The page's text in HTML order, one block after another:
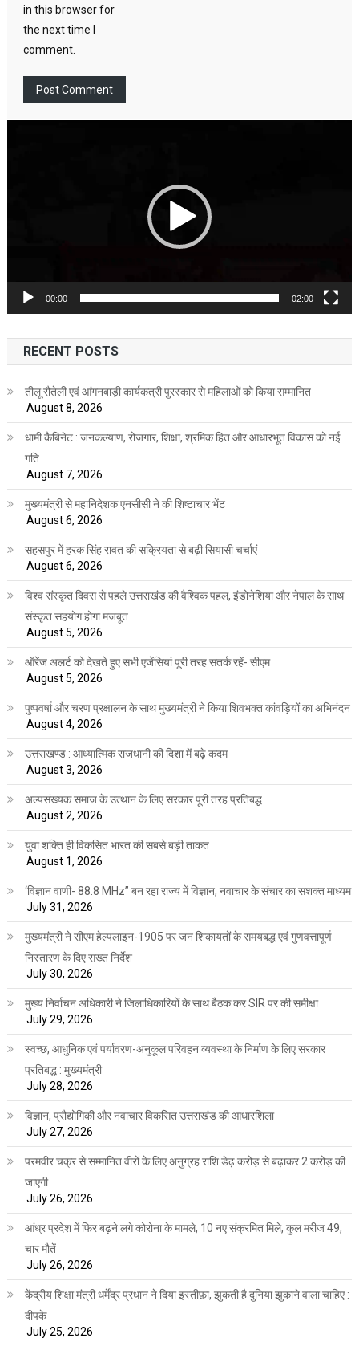
in this browser for
the next time I
comment.
00:00 02:00
RECENT POSTS
तीलू रौतेली एवं आंगनबाड़ी कार्यकत्री पुरस्कार से महिलाओं को किया सम्मानित
August 8, 2026
धामी कैबिनेट : जनकल्याण, रोजगार, शिक्षा, श्रमिक हित और आधारभूत विकास को नई
गति
August 7, 2026
मुख्यमंत्री से महानिदेशक एनसीसी ने की शिष्टाचार भेंट
August 6, 2026
सहसपुर में हरक सिंह रावत की सक्रियता से बढ़ी सियासी चर्चाएं
August 6, 2026
विश्व संस्कृत दिवस से पहले उत्तराखंड की वैश्विक पहल, इंडोनेशिया और नेपाल के साथ
संस्कृत सहयोग होगा मजबूत
August 5, 2026
ऑरेंज अलर्ट को देखते हुए सभी एजेंसियां पूरी तरह सतर्क रहें- सीएम
August 5, 2026
पुष्पवर्षा और चरण प्रक्षालन के साथ मुख्यमंत्री ने किया शिवभक्त कांवड़ियों का अभिनंदन
August 4, 2026
उत्तराखण्ड : आध्यात्मिक राजधानी की दिशा में बढ़े कदम
August 3, 2026
अल्पसंख्यक समाज के उत्थान के लिए सरकार पूरी तरह प्रतिबद्ध
August 2, 2026
युवा शक्ति ही विकसित भारत की सबसे बड़ी ताकत
August 1, 2026
‘विज्ञान वाणी- 88.8 MHz” बन रहा राज्य में विज्ञान, नवाचार के संचार का सशक्त माध्यम
July 31, 2026
मुख्यमंत्री ने सीएम हेल्पलाइन-1905 पर जन शिकायतों के समयबद्ध एवं गुणवत्तापूर्ण
निस्तारण के दिए सख्त निर्देश
July 30, 2026
मुख्य निर्वाचन अधिकारी ने जिलाधिकारियों के साथ बैठक कर SIR पर की समीक्षा
July 29, 2026
स्वच्छ, आधुनिक एवं पर्यावरण-अनुकूल परिवहन व्यवस्था के निर्माण के लिए सरकार
प्रतिबद्ध : मुख्यमंत्री
July 28, 2026
विज्ञान, प्रौद्योगिकी और नवाचार विकसित उत्तराखंड की आधारशिला
July 27, 2026
परमवीर चक्र से सम्मानित वीरों के लिए अनुग्रह राशि डेढ़ करोड़ से बढ़ाकर 2 करोड़ की
जाएगी
July 26, 2026
आंध्र प्रदेश में फिर बढ़ने लगे कोरोना के मामले, 10 नए संक्रमित मिले, कुल मरीज 49,
चार मौतें
July 26, 2026
केंद्रीय शिक्षा मंत्री धर्मेंद्र प्रधान ने दिया इस्तीफ़ा, झुकती है दुनिया झुकाने वाला चाहिए :
दीपके
July 25, 2026